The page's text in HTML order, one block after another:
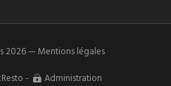
2026 —Mentions légales
- Administration